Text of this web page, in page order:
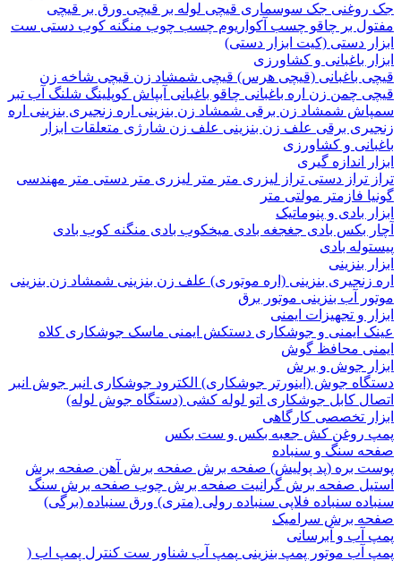
جک سوسماریقیچی لوله برقیچی ورق بر قیچی
برچاقو چسب آکواریوم چسب چوب منگنه کوب دستیست
دستی (کیت ابزار دستی)
باغبانی و کشاورزی
باغبانی (قیچی هرس)قیچی شمشاد زنقیچی شاخه زن
چمن زناره باغبانیچاقو باغبانیآبپاش کوپلینگ شلنگ آبتبر
شمشاد زن برقی شمشاد زن بنزینیاره زنجیری بنزینیاره
برقی علف زن بنزینیعلف زن شارژیمتعلقات ابزار
و کشاورزی
اندازه گیری
تراز دستیتراز لیزریمترمتر لیزریمتر دستیمتر مهندسی
فازمترمولتی متر
بادی و پنوماتیک
بکس بادی جغجغه بادی میخکوب بادی منگنه کوب بادی
بادی
بنزینی
بنزینی (اره موتوری)علف زن بنزینیشمشاد زن بنزینی
آب بنزینیموتور برق
و تجهیزات ایمنی
ایمنی و جوشکاریدستکش ایمنی ماسک جوشکاریکلاه
محافظ گوش
جوش و برش
جوش (اینورتر جوشکاری)الکترود جوشکاریانبر جوشانبر
کابل جوشکاریاتو لوله کشی (دستگاه جوش لوله)
تخصصی کارگاهی
روغن کش جعبه بکس و ست بکس
سنگ و سنباده
بره (پد پولیش)صفحه برش‌ صفحه برش‌ آهن صفحه برش‌
صفحه برش‌ گرانیت صفحه برش چوب صفحه برش‌ سنگ
سنباده فلاپیسنباده رولی (متری)ورق سنباده (برگی)
برش‌ سرامیک
و آبرسانی
آبموتور پمپ بنزینیپمپ آب شناورست کنترل پمپ اب (